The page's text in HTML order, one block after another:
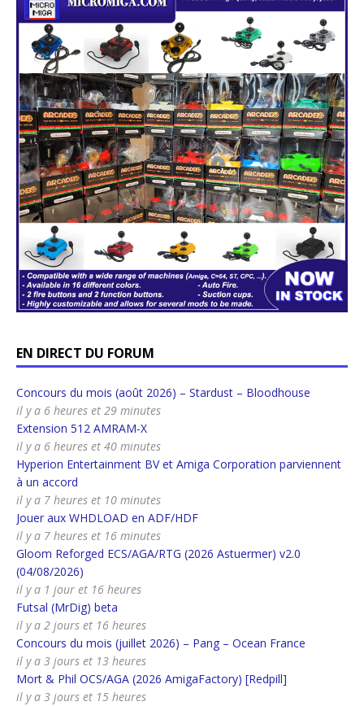
EN DIRECT DU FORUM
Concours du mois (août 2026) – Stardust – Bloodhouse
il y a 6 heures et 29 minutes
Extension 512 AMRAM-X
il y a 6 heures et 40 minutes
Hyperion Entertainment BV et Amiga Corporation parviennent
à un accord
il y a 7 heures et 10 minutes
Jouer aux WHDLOAD en ADF/HDF
il y a 7 heures et 16 minutes
Gloom Reforged ECS/AGA/RTG (2026 Astuermer) v2.0
(04/08/2026)
il y a 1 jour et 16 heures
Futsal (MrDig) beta
il y a 2 jours et 16 heures
Concours du mois (juillet 2026) – Pang – Ocean France
il y a 3 jours et 13 heures
Mort & Phil OCS/AGA (2026 AmigaFactory) [Redpill]
il y a 3 jours et 15 heures